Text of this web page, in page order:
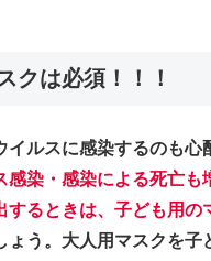
クは必須！！！
ルスに感染するのも心
感染・感染による死亡も
するときは、子ども用の
ょう。大人用マスクを子